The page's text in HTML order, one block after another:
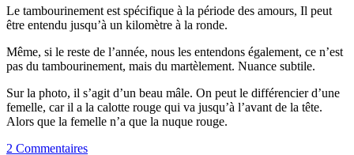
Le tambourinement est spécifique à la période des amours, Il peut
être entendu jusqu’à un kilomètre à la ronde.
Même, si le reste de l’année, nous les entendons également, ce n’est
pas du tambourinement, mais du martèlement. Nuance subtile.
Sur la photo, il s’agit d’un beau mâle. On peut le différencier d’une
femelle, car il a la calotte rouge qui va jusqu’à l’avant de la tête.
Alors que la femelle n’a que la nuque rouge.
2 Commentaires